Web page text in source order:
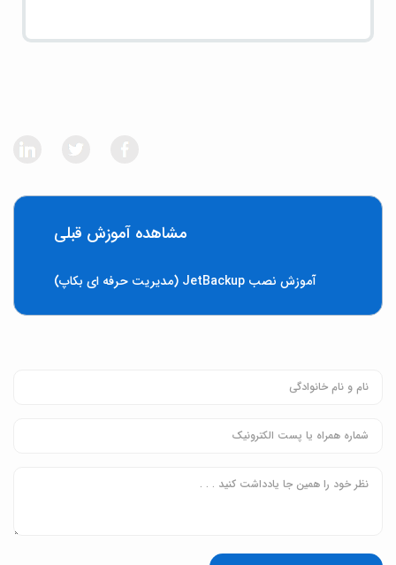
مشاهده آموزش قبلی
آموزش نصب JetBackup (مدیریت حرفه ای بکاپ)